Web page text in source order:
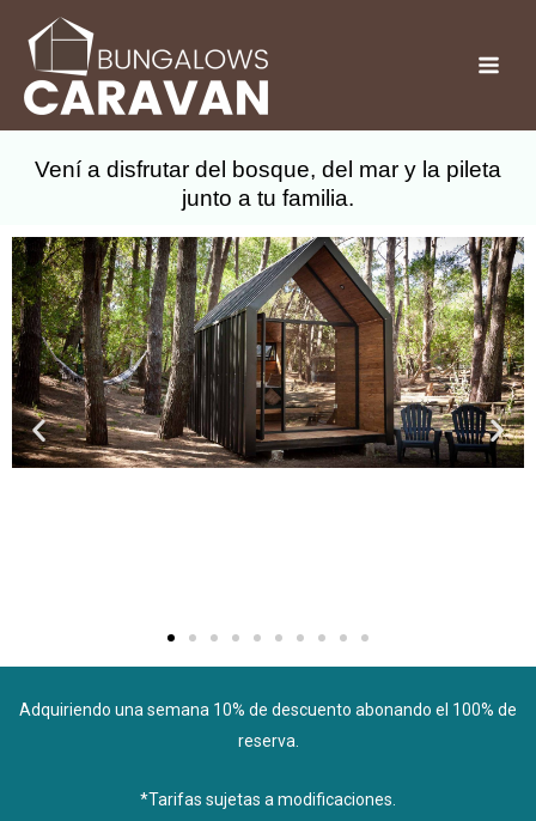
Vení a disfrutar del bosque, del mar y la pileta
junto a tu familia.
Adquiriendo una semana 10% de descuento abonando el 100% de
reserva.
*Tarifas sujetas a modificaciones.